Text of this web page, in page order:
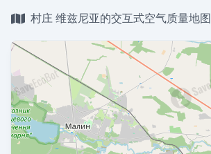
村庄 维兹尼亚的交互式空气质量地图